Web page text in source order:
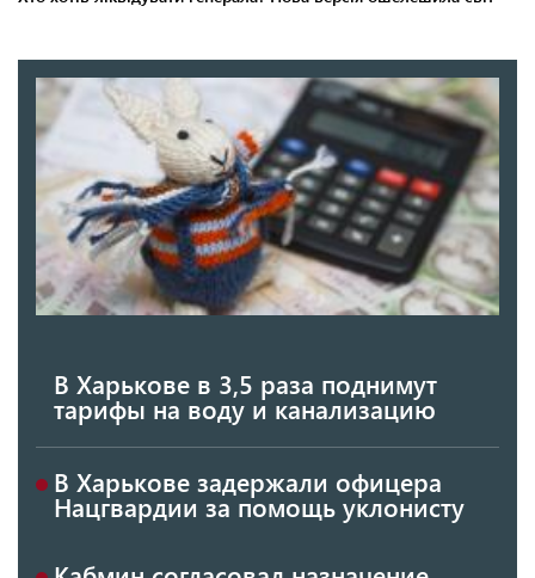
В Харькове в 3,5 раза поднимут
тарифы на воду и канализацию
В Харькове задержали офицера
Нацгвардии за помощь уклонисту